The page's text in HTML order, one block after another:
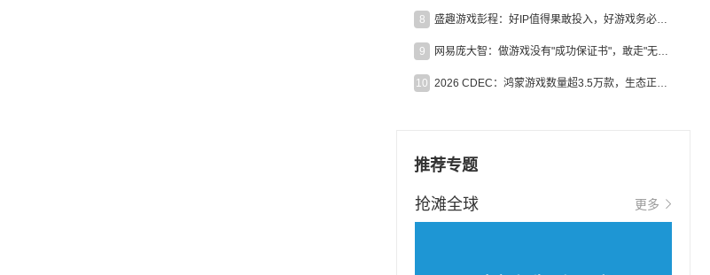
8 盛趣游戏彭程：好IP值得果敢投入，好游戏务必长效经营
9 网易庞大智：做游戏没有"成功保证书"，敢走"无人区"才是真原创
10 2026 CDEC：鸿蒙游戏数量超3.5万款，生态正循环加速产业高质量发展
推荐专题
抢滩全球 更多